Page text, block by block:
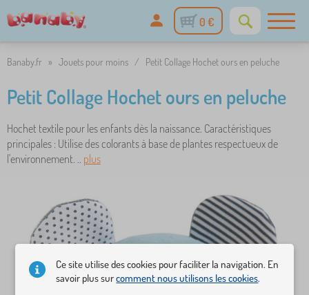
0 €
Banaby.fr » Jouets pour moins / Petit Collage Hochet ours en peluche
Petit Collage Hochet ours en peluche
Hochet textile pour les enfants dès la naissance. Caractéristiques
principales : Utilise des colorants à base de plantes respectueux de
l'environnement. .. plus
Ce site utilise des cookies pour faciliter la navigation. En
savoir plus surcomment nous utilisons les cookies.